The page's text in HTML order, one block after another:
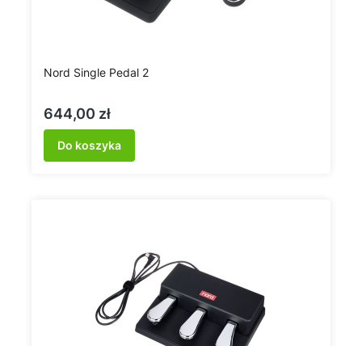
Nord Single Pedal 2
Cena
644,00 zł
Do koszyka